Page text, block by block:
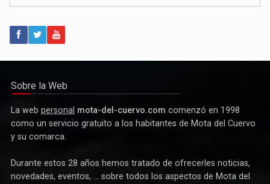
Política
La webpersonal mota-del-cuervo.comcomenzó en 1998
como un servicio gratuito a los habitantes de Mota del Cuervo
Durante estos 28 años hemos tratado de ofrecerles noticias,